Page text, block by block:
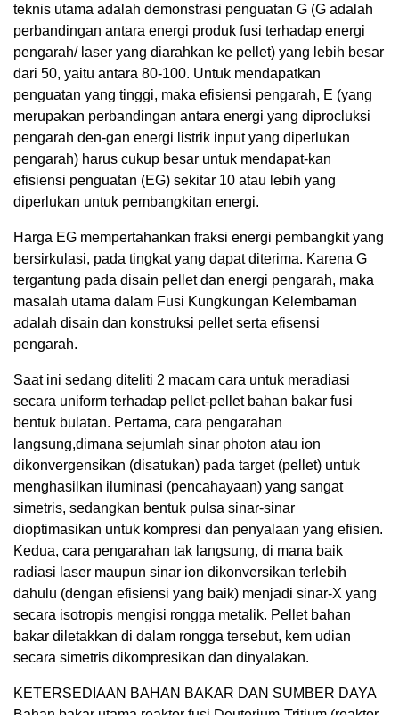
teknis utama adalah demonstrasi penguatan G (G adalah
perbandingan antara energi produk fusi terhadap energi
pengarah/ laser yang diarahkan ke pellet) yang lebih besar
dari 50, yaitu antara 80-100. Untuk mendapatkan
penguatan yang tinggi, maka efisiensi pengarah, E (yang
merupakan perbandingan antara energi yang diprocluksi
pengarah den-gan energi listrik input yang diperlukan
pengarah) harus cukup besar untuk mendapat-kan
efisiensi penguatan (EG) sekitar 10 atau lebih yang
diperlukan untuk pembangkitan energi.
Harga EG mempertahankan fraksi energi pembangkit yang
bersirkulasi, pada tingkat yang dapat diterima. Karena G
tergantung pada disain pellet dan energi pengarah, maka
masalah utama dalam Fusi Kungkungan Kelembaman
adalah disain dan konstruksi pellet serta efisensi
pengarah.
Saat ini sedang diteliti 2 macam cara untuk meradiasi
secara uniform terhadap pellet-pellet bahan bakar fusi
bentuk bulatan. Pertama, cara pengarahan
langsung,dimana sejumlah sinar photon atau ion
dikonvergensikan (disatukan) pada target (pellet) untuk
menghasilkan iluminasi (pencahayaan) yang sangat
simetris, sedangkan bentuk pulsa sinar-sinar
dioptimasikan untuk kompresi dan penyalaan yang efisien.
Kedua, cara pengarahan tak langsung, di mana baik
radiasi laser maupun sinar ion dikonversikan terlebih
dahulu (dengan efisiensi yang baik) menjadi sinar-X yang
secara isotropis mengisi rongga metalik. Pellet bahan
bakar diletakkan di dalam rongga tersebut, kem udian
secara simetris dikompresikan dan dinyalakan.
KETERSEDIAAN BAHAN BAKAR DAN SUMBER DAYA